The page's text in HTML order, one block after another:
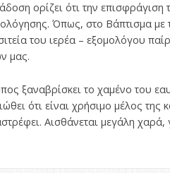
ορίζει ότι την
Όπως, στο Βάπτισμα
του ιερέα – εξομολόγου
μας.
ξαναβρίσκει το χαμένο του
ότι είναι χρήσιμο μέλος της
Αισθάνεται μεγάλη χαρά,